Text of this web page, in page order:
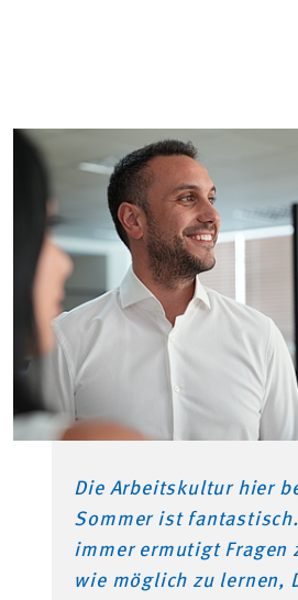
Die Arbeitskultur hier
Sommer ist
immer ermutigt Fragen
wie möglich zu lernen,